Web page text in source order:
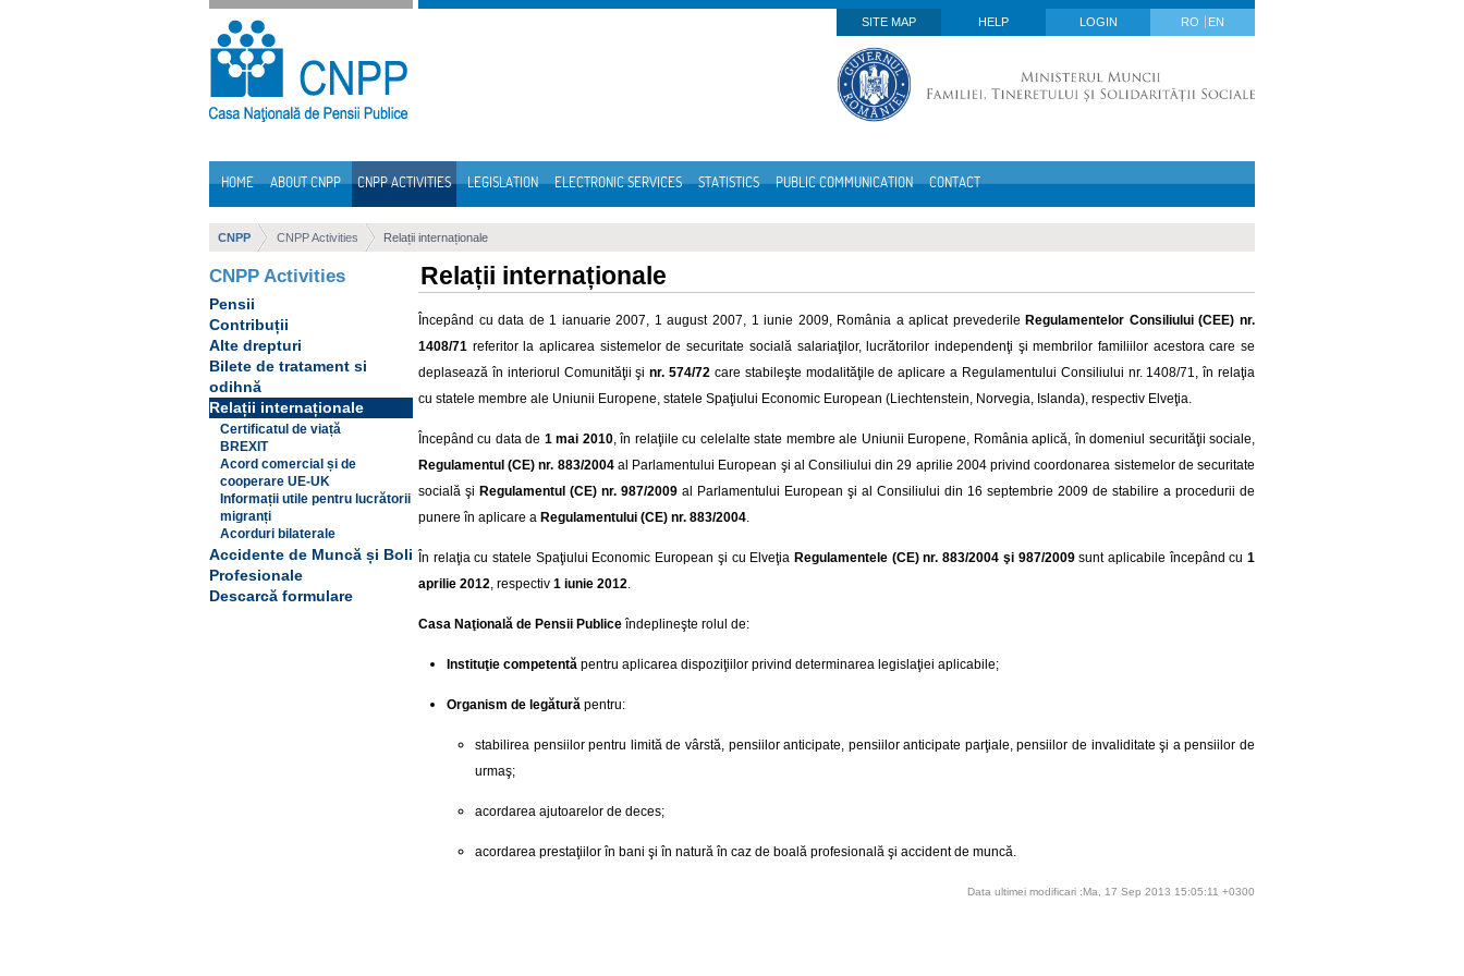
Skip to Content
SITE MAP
HELP LOGIN RO EN
HOME ABOUT CNPP CNPP ACTIVITIES LEGISLATION ELECTRONIC SERVICES STATISTICS PUBLIC COMMUNICATION CONTACT
CNPP CNPP Activities Relații internaționale
CNPP Activities
Pensii
Contribuții
Alte drepturi
Bilete de tratament si
odihnă
Relații internaționale
Certificatul de viață
BREXIT
Acord comercial și de
cooperare UE-UK
Informații utile pentru lucrătorii
migranți
Acorduri bilaterale
Accidente de Muncă și Boli
Profesionale
Descarcă formulare
Relații internaționale
Începând cu data de 1 ianuarie 2007, 1 august 2007, 1 iunie 2009, România a aplicat prevederileRegulamentelor Consiliului (CEE) nr.
1408/71 referitor la aplicarea sistemelor de securitate socială salariaţilor, lucrătorilor independenţi şi membrilor familiilor acestora care se
deplasează în interiorul Comunităţii şinr. 574/72 care stabileşte modalităţile de aplicare a Regulamentului Consiliului nr. 1408/71, în relaţia
cu statele membre ale Uniunii Europene, statele Spaţiului Economic European (Liechtenstein, Norvegia, Islanda), respectiv Elveţia.
Începând cu data de 1 mai 2010, în relaţiile cu celelalte state membre ale Uniunii Europene, România aplică, în domeniul securităţii sociale,
Regulamentul (CE) nr. 883/2004al Parlamentului European şi al Consiliului din 29 aprilie 2004 privind coordonarea sistemelor de securitate
socială şi Regulamentul (CE) nr. 987/2009 al Parlamentului European şi al Consiliului din 16 septembrie 2009 de stabilire a procedurii de
punere în aplicare a Regulamentului (CE) nr. 883/2004
În relaţia cu statele Spaţiului Economic European şi cu Elveţia Regulamentele (CE) nr. 883/2004 şi 987/2009sunt aplicabile începând cu1
aprilie 2012 , respectiv 1 iunie 2012
Casa Naţională de Pensii Publice îndeplineşte rolul de:
Instituţie competentă pentru aplicarea dispoziţiilor privind determinarea legislaţiei aplicabile;
Organism de legătură pentru:
stabilirea pensiilor pentru limită de vârstă, pensiilor anticipate, pensiilor anticipate parţiale, pensiilor de invaliditate şi a pensiilor de
urmaş;
acordarea ajutoarelor de deces;
acordarea prestaţiilor în bani şi în natură în caz de boală profesională şi accident de muncă.
Data ultimei modificari :Ma, 17 Sep 2013 15:05:11 +0300